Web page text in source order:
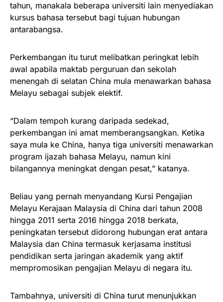
tahun, manakala beberapa universiti lain menyediakan
kursus bahasa tersebut bagi tujuan hubungan
antarabangsa.
Perkembangan itu turut melibatkan peringkat lebih
awal apabila maktab perguruan dan sekolah
menengah di selatan China mula menawarkan bahasa
Melayu sebagai subjek elektif.
“Dalam tempoh kurang daripada sedekad,
perkembangan ini amat memberangsangkan. Ketika
saya mula ke China, hanya tiga universiti menawarkan
program ijazah bahasa Melayu, namun kini
bilangannya meningkat dengan pesat,” katanya.
Beliau yang pernah menyandang Kursi Pengajian
Melayu Kerajaan Malaysia di China dari tahun 2008
hingga 2011 serta 2016 hingga 2018 berkata,
peningkatan tersebut didorong hubungan erat antara
Malaysia dan China termasuk kerjasama institusi
pendidikan serta jaringan akademik yang aktif
mempromosikan pengajian Melayu di negara itu.
Tambahnya, universiti di China turut menunjukkan